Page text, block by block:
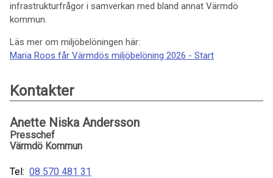
infrastrukturfrågor i samverkan med bland annat Värmdö
kommun.
Läs mer om miljöbelöningen här:
Maria Roos får Värmdös miljöbelöning 2026 - Start
Kontakter
Anette Niska Andersson
Presschef
Värmdö Kommun
Tel: 08 570 481 31